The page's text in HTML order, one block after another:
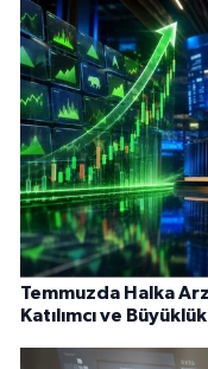
Temmuzda Halka
Katılımcı ve